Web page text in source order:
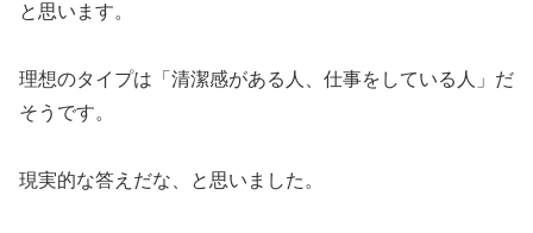
と思います。
理想のタイプは「清潔感がある人、仕事をしている人」だ
そうです。
現実的な答えだな、と思いました。